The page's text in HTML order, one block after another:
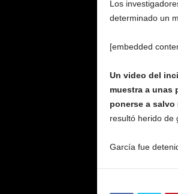
Los
determinado un
[embedded
Un video del
muestra a unas
ponerse a salvo
resultó herido de
García fue